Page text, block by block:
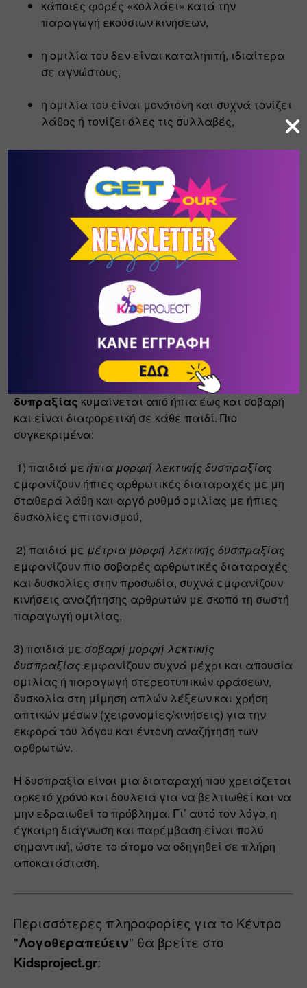
κάποιες φορές «κολλάει» κατά την
παραγωγή εκούσιων κινήσεων,
η ομιλία του δεν είναι καταληπτή, ιδιαίτερα
σε αγνώστους,
η ομιλία του είναι μονότονη και συχνά τονίζει
λάθος ή τονίζει όλες τις συλλαβές,
συνήθως τα παιδιά κάνουν έντονες
προσπάθειες αναζήτησης της σωστής
αρθρωτικής κίνησης, όταν προσπαθούν να
παράγουν ένα ήχο,
δυσκολεύονται να ρυθμίσουν την ταχύτητα, το
ρυθμό και την ένταση της ομιλίας,
εκνευρισμός ή και αποφυγή παραγωγής μιας
λέξης που τον δυσκολεύει,
παύσεις ανάμεσα σε λέξεις και συλλαβές
σοβαρότητα της
δυπραξίας κυμαίνεται από ήπια έως και σοβαρή
και είναι διαφορετική σε κάθε παιδί. Πιο
συγκεκριμένα:
1) παιδιά με
εμφανίζουν ήπιες αρθρωτικές διαταραχές με μη
σταθερά λάθη και αργό ρυθμό ομιλίας με ήπιες
δυσκολίες επιτονισμού,
2) παιδιά με
εμφανίζουν πιο σοβαρές αρθρωτικές διαταραχές
και δυσκολίες στην προσωδία, συχνά εμφανίζουν
κινήσεις αναζήτησης αρθρωτών με σκοπό τη σωστή
παραγωγή ομιλίας,
3) παιδιά με σοβαρή μορφή λεκτικής
δυσπραξίας εμφανίζουν συχνά μέχρι και απουσία
ομιλίας ή παραγωγή στερεοτυπικών φράσεων,
δυσκολία στη μίμηση απλών λέξεων και χρήση
απτικών μέσων (χειρονομίες/κινήσεις) για την
εκφορά του λόγου και έντονη αναζήτηση των
αρθρωτών.
Η δυσπραξία είναι μια διαταραχή που χρειάζεται
αρκετό χρόνο και δουλειά για να βελτιωθεί και να
μην εδραιωθεί το πρόβλημα. Γι’ αυτό τον λόγο, η
έγκαιρη διάγνωση και παρέμβαση είναι πολύ
σημαντική, ώστε το άτομο να οδηγηθεί σε πλήρη
αποκατάσταση.
Περισσότερες πληροφορίες για το Κέντρο
"Λογοθεραπεύειν
Kidsproject.gr: